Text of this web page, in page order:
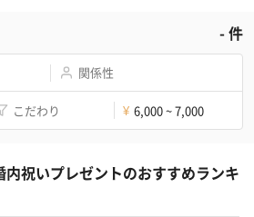
-件
関係性
こだわり ¥ 6,000 ~ 7,000
祝いプレゼントのおすすめランキ